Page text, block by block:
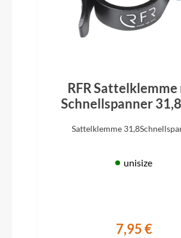
RFR
Schnellspanner
Sattelklemme
unisize
7,95 €